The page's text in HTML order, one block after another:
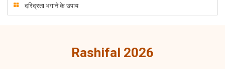
दरिद्रता भगाने के उपाय
Rashifal 2026